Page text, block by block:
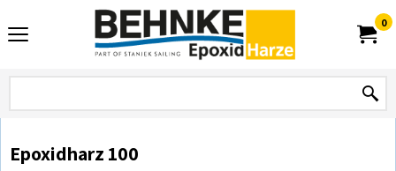
0
Epoxidharz 100